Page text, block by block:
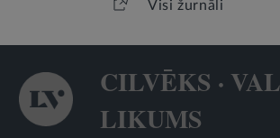
Visi žurnāli
CILVĒKS ·
LIKUMS